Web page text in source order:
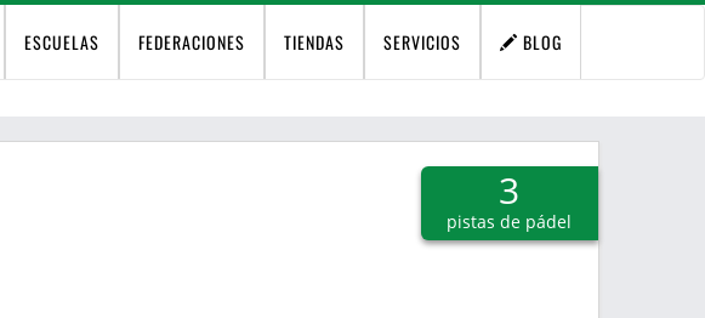
ESCUELAS FEDERACIONES TIENDAS SERVICIOS BLOG
3
pistas de pádel